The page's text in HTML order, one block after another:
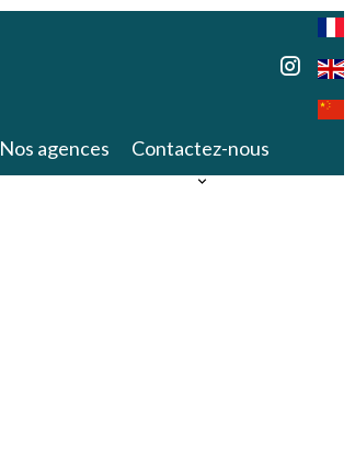
Nos agences Contactez-nous